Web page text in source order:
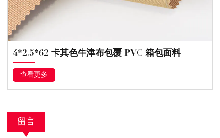
4*2.5*62 卡其色牛津布包覆 PVC 箱包面料
查看更多
留言